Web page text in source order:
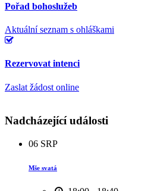
Pořad bohoslužeb
Aktuální seznam s ohláškami
Rezervovat intenci
Zaslat žádost online
Nadcházející události
06 SRP
Mše svatá